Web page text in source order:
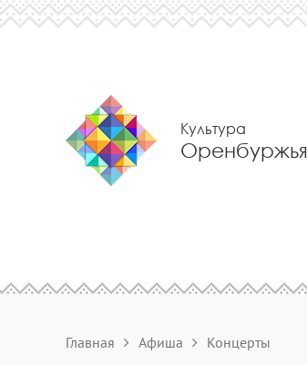
Культура
Оренбуржья
Главная Афиша Концерты